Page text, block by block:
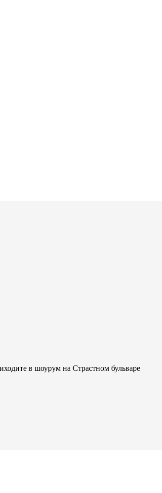
в шоурум на Страстном бульваре